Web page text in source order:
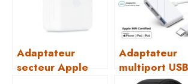
Adaptateur
secteur Apple
Adaptateur
multiport